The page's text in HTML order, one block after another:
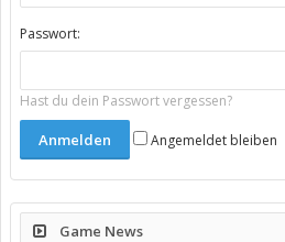
Passwort:
Hast du dein Passwort vergessen?
Angemeldet bleiben
Game News